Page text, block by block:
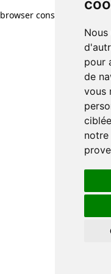
pour
de
vous
browser console for more